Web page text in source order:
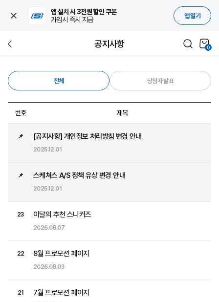
앱 설치 시 3천원 할인 쿠폰
가입시 즉시 지급
앱 열기
공지사항 0
전체 당첨자 발표
번호 제목
📌 [공지사항] 개인정보 처리방침 변경 안내
2025.12.01
📌 스케쳐스 A/S 정책 유상 변경 안내
2025.12.01
23 이달의 추천 스니커즈
2026.08.07
22 8월 프로모션 페이지
2026.08.03
21 7월 프로모션 페이지